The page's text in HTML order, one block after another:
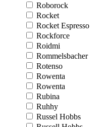
Roborock
Rocket
Rocket Espresso
Rockforce
Roidmi
Rommelsbacher
Rotenso
Rowenta
Rowenta
Rubina
Ruhhy
Russel Hobbs